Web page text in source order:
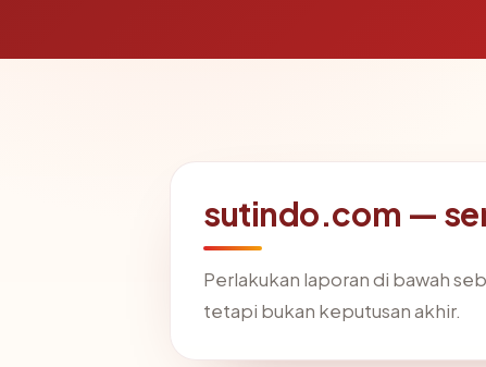
sutindo.com —
Perlakukan laporan di bawah
tetapi bukan keputusan akhir.